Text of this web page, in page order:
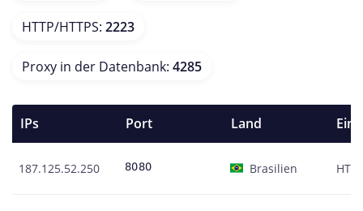
HTTP/HTTPS: 2223
Proxy in der Datenbank: 4285
IPs Port Land
187.125.52.250 Brasilien